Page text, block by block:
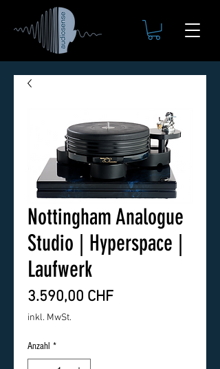
Nottingham Analogue
Studio | Hyperspace |
Laufwerk
3.590,00 CHFPreis
inkl. MwSt.
Anzahl *